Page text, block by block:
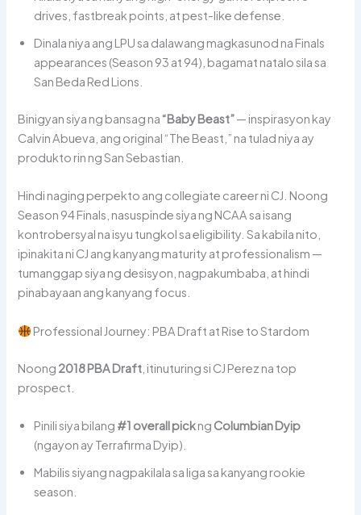
drives, fastbreak points, at pest-like defense.
Dinala niya ang LPU sa dalawang magkasunod na Finals
appearances (Season 93 at 94), bagamat natalo sila sa
San Beda Red Lions.
Binigyan siya ng bansag na “Baby Beast”— inspirasyon kay
Calvin Abueva, ang original “The Beast,” na tulad niya ay
produkto rin ng San Sebastian.
Hindi naging perpekto ang collegiate career ni CJ. Noong
Season 94 Finals, nasuspinde siya ng NCAA sa isang
kontrobersyal na isyu tungkol sa eligibility. Sa kabila nito,
ipinakita ni CJ ang kanyang maturity at professionalism —
tumanggap siya ng desisyon, nagpakumbaba, at hindi
pinabayaan ang kanyang focus.
Professional Journey: PBA Draft at Rise to Stardom
Noong 2018 PBA Draft , itinuturing si CJ Perez na top
prospect.
Pinili siya bilang #1 overall pickng Columbian Dyip
(ngayon ay Terrafirma Dyip).
Mabilis siyang nagpakilala sa liga sa kanyang rookie
season.